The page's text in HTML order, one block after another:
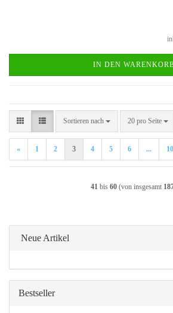
IN DEN
Sortieren nach
Sortieren nach 20 pro Seite
pro Seite
« 1 2 3 4 5 6 ... 10
41 bis 60 (von insgesamt
Neue Artikel
Bestseller